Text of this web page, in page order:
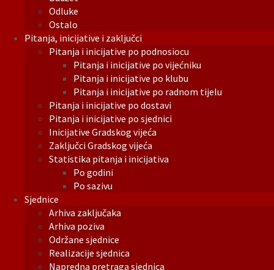
Odluke
Ostalo
Pitanja, inicijative i zaključci
Pitanja i inicijative po podnosiocu
Pitanja i inicijative po vijećniku
Pitanja i inicijative po klubu
Pitanja i inicijative po radnom tijelu
Pitanja i inicijative po dostavi
Pitanja i inicijative po sjednici
Inicijative Gradskog vijeća
Zaključci Gradskog vijeća
Statistika pitanja i inicijativa
Po godini
Po sazivu
Sjednice
Arhiva zaključaka
Arhiva poziva
Održane sjednice
Realizacije sjednica
Napredna pretraga sjednica